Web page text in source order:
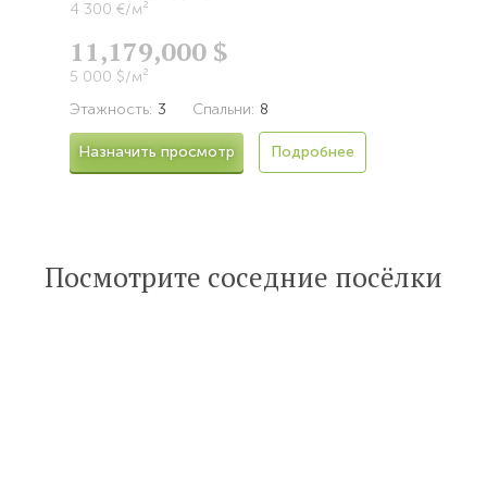
4 300 €/м²
11,179,000 $
5 000 $/м²
Этажность: 3 Спальни: 8
Назначить просмотр Подробнее
Посмотрите соседние посёлки